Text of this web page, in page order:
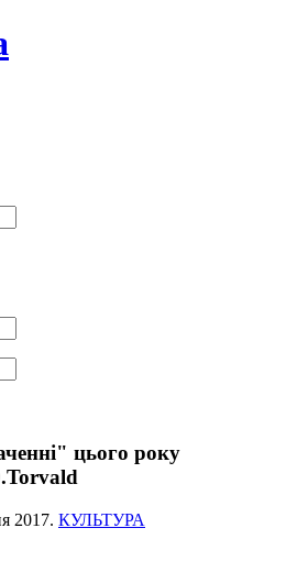
цього року
2017. КУЛЬТУРА